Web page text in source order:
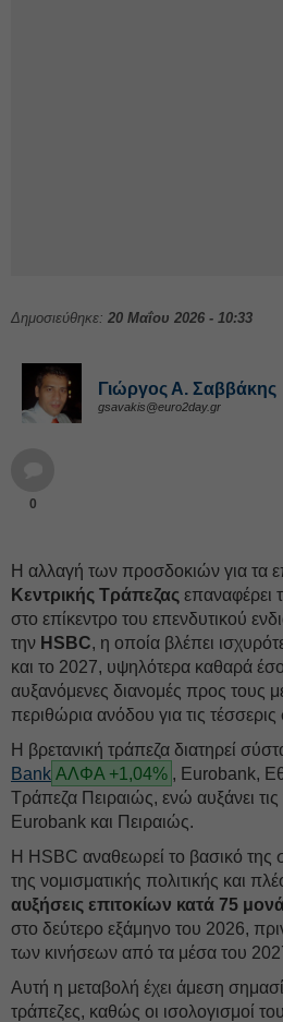
Δημοσιεύθηκε: 20 Μαΐου 2026 - 10:33
Γιώργος Α. Σαββάκης
gsavakis@euro2day.gr
0
Η αλλαγή των προσδοκιών για τα
Κεντρικής Τράπεζας επαναφέρει
στο επίκεντρο του επενδυτικού
την HSBC, η οποία βλέπει
και το 2027, υψηλότερα καθαρά
αυξανόμενες διανομές προς τους
περιθώρια ανόδου για τις
Η βρετανική τράπεζα διατηρεί
Bank ΑΛΦΑ +1,04% , Eurobank,
Τράπεζα Πειραιώς, ενώ αυξάνει τις
Eurobank και Πειραιώς.
Η HSBC αναθεωρεί το βασικό της
της νομισματικής πολιτικής και
αυξήσεις επιτοκίων κατά 75
στο δεύτερο εξάμηνο του 2026,
των κινήσεων από τα μέσα του
Αυτή η μεταβολή έχει άμεση
τράπεζες, καθώς οι ισολογισμοί